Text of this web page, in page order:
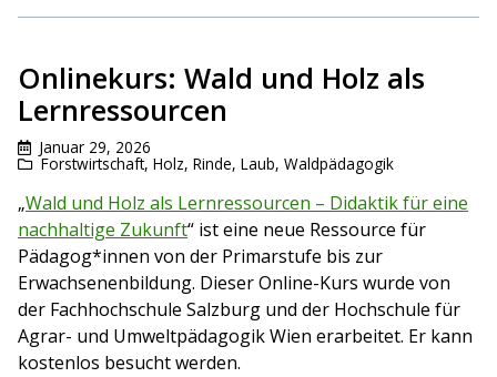
Onlinekurs: Wald und Holz als
Lernressourcen
Januar 29, 2026
Forstwirtschaft, Holz, Rinde, Laub, Waldpädagogik
„Wald und Holz als Lernressourcen – Didaktik für eine
nachhaltige Zukunft“ ist eine neue Ressource für
Pädagog*innen von der Primarstufe bis zur
Erwachsenenbildung. Dieser Online-Kurs wurde von
der Fachhochschule Salzburg und der Hochschule für
Agrar- und Umweltpädagogik Wien erarbeitet. Er kann
kostenlos besucht werden.